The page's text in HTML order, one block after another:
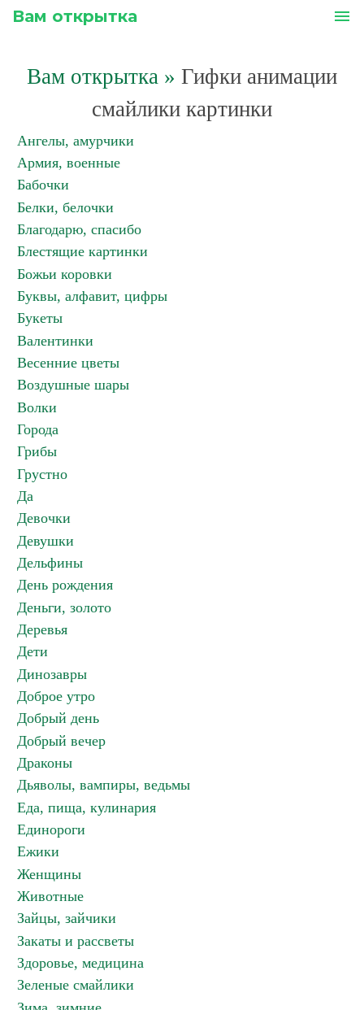
Вам открытка menu
Вам открытка » Гифки анимации
смайлики картинки
Ангелы, амурчики
Армия, военные
Бабочки
Белки, белочки
Благодарю, спасибо
Блестящие картинки
Божьи коровки
Буквы, алфавит, цифры
Букеты
Валентинки
Весенние цветы
Воздушные шары
Волки
Города
Грибы
Грустно
Да
Девочки
Девушки
Дельфины
День рождения
Деньги, золото
Деревья
Дети
Динозавры
Доброе утро
Добрый день
Добрый вечер
Драконы
Дьяволы, вампиры, ведьмы
Еда, пища, кулинария
Единороги
Ежики
Женщины
Животные
Зайцы, зайчики
Закаты и рассветы
Здоровье, медицина
Зеленые смайлики